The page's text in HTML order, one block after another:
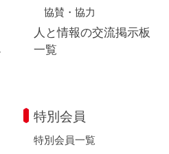
協賛・協力
人と情報の交流掲示板
一覧
特別会員
特別会員一覧